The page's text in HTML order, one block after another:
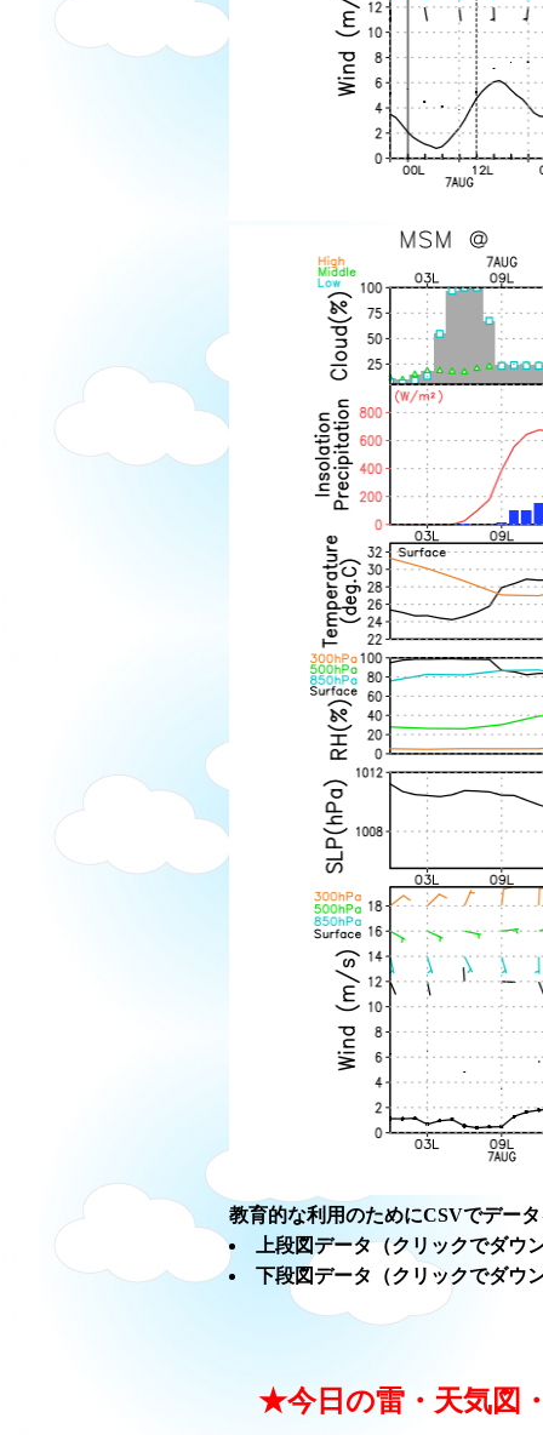
教育的な利用のためにCSVでデー
上段図データ（クリックでダウ
下段図データ（クリックでダウ
★今日の雷・天気図